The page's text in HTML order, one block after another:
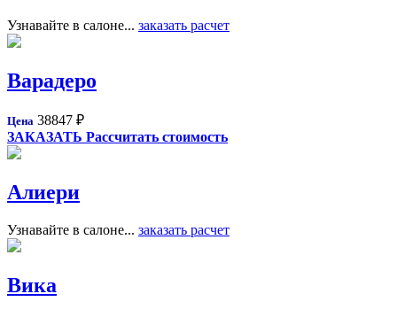
Узнавайте в салоне... заказать расчет
Варадеро
Цена 38847 ₽
ЗАКАЗАТЬ Рассчитать стоимость
Алиери
Узнавайте в салоне... заказать расчет
Вика